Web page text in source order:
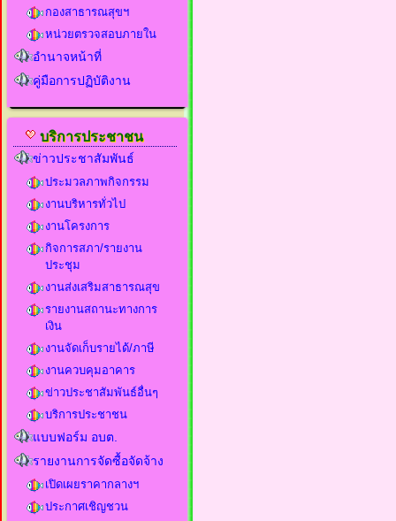
กองสาธารณสุขฯ
หน่วยตรวจสอบภายใน
อำนาจหน้าที่
คู่มือการปฏิบัติงาน
บริการประชาชน
ข่าวประชาสัมพันธ์
ประมวลภาพกิจกรรม
งานบริหารทั่วไป
งานโครงการ
กิจการสภา/รายงาน
ประชุม
งานส่งเสริมสาธารณสุข
รายงานสถานะทางการ
เงิน
งานจัดเก็บรายได้/ภาษี
งานควบคุมอาคาร
ข่าวประชาสัมพันธ์อื่นๆ
บริการประชาชน
แบบฟอร์ม อบต.
รายงานการจัดซื้อจัดจ้าง
เปิดเผยราคากลางฯ
ประกาศเชิญชวน